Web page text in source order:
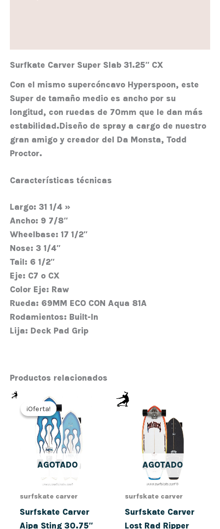
Surfkate Carver Super Slab 31.25″ CX
Con el mismo supercóncavo Hyperspoon, este
Super de tamaño medio es ancho por su
longitud, con ruedas de 70mm que le dan más
estabilidad.Diseño de spray a cargo de nuestro
gran amigo y creador del Da Monsta, Todd
Proctor.
Características técnicas
Largo: 31 1/4 »
Ancho: 9 7/8″
Wheelbase: 17 1/2″
Nose: 3 1/4″
Tail: 6 1/2″
Eje: C7 o CX
Color Eje: Raw
Rueda: 69MM ECO CON Aqua 81A
Rodamientos: Built-In
Lija: Deck Pad Grip
Productos relacionados
¡Oferta!
AGOTADO
¡Oferta!
surfskate carver
Surfskate Carver
Aipa Sting 30.75″
El
precio
original
era:
316,00€.
es:
252,80€.
AGOTADO
surfskate carver
Surfskate Carver
Lost Rad Ripper
precios:
desde
306,00€
hasta
335,00€